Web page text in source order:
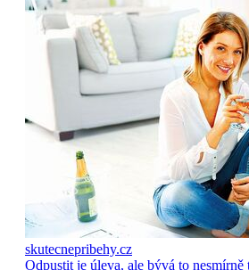
skutecnepribehy.cz
Odpustit je úleva, ale bývá to nesmírně